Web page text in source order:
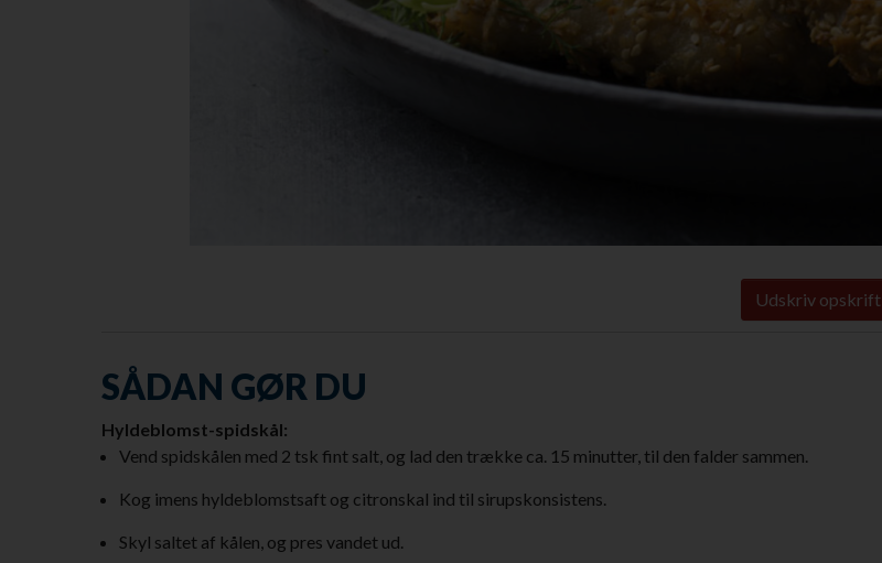
Udskriv opskrift
SÅDAN GØR DU
Hyldeblomst-spidskål:
Vend spidskålen med 2 tsk fint salt, og lad den trække ca. 15 minutter, til den falder sammen.
Kog imens hyldeblomstsaft og citronskal ind til sirupskonsistens.
Skyl saltet af kålen, og pres vandet ud.